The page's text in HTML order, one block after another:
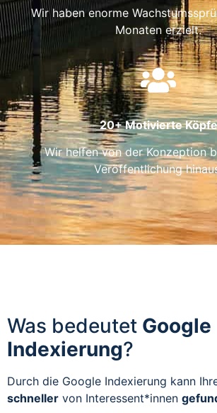
Wir haben enorme
Monaten erzielt.
20+ Motivierte Köpfe
Wir helfen von der Konzeption
Veröffentlichung
Was bedeutet Google
Indexierung?
Durch die Google Indexierung kann
schneller von Interessent*innen